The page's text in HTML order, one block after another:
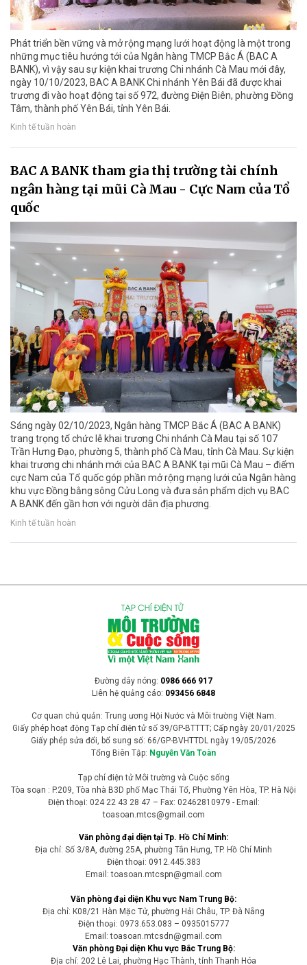
Phát triển bền vững và mở rộng mạng lưới hoạt động là một trong
những mục tiêu hướng tới của Ngân hàng TMCP Bắc Á (BAC A
BANK), vì vậy sau sự kiện khai trương Chi nhánh Cà Mau mới đây,
ngày 10/10/2023, BAC A BANK Chi nhánh Yên Bái đã được khai
trương đi vào hoạt động tại số 972, đường Điện Biên, phường Đồng
Tâm, thành phố Yên Bái, tỉnh Yên Bái.
Kinh tế tuần hoàn
BAC A BANK tham gia thị trường tài chính
ngân hàng tại mũi Cà Mau - Cực Nam của Tổ
quốc
Sáng ngày 02/10/2023, Ngân hàng TMCP Bắc Á (BAC A BANK)
trang trọng tổ chức lễ khai trương Chi nhánh Cà Mau tại số 107
Trần Hưng Đạo, phường 5, thành phố Cà Mau, tỉnh Cà Mau. Sự kiện
khai trương chi nhánh mới của BAC A BANK tại mũi Cà Mau – điểm
cực Nam của Tổ quốc góp phần mở rộng mạng lưới của Ngân hàng
khu vực Đồng bằng sông Cửu Long và đưa sản phẩm dịch vụ BAC
A BANK đến gần hơn với người dân địa phương.
Kinh tế tuần hoàn
Đường dây nóng: 0986 666 917
Liên hệ quảng cáo: 093456 6848
Cơ quan chủ quản: Trung ương Hội Nước và Môi trường Việt Nam.
Giấy phép hoạt động Tạp chí điện tử số 39/GP-BTTTT; Cấp ngày 20/01/2025
Giấy phép sửa đổi, bổ sung số: 66/GP-BVHTTDL ngày 19/05/2026
Tổng Biên Tập: Nguyễn Văn Toàn
Tạp chí điện tử Môi trường và Cuộc sống
Tòa soạn : P.209, Tòa nhà B3D phố Mạc Thái Tổ, Phường Yên Hòa, TP. Hà Nội
Điện thoại: 024 22 43 28 47 – Fax: 02462810979 - Email:
toasoan.mtcs@gmail.com
Văn phòng đại diện tại Tp. Hồ Chí Minh:
Địa chỉ: Số 3/8A, đường 25A, phường Tân Hưng, TP. Hồ Chí Minh
Điện thoại: 0912.445.383
Email: toasoan.mtcspn@gmail.com
Văn phòng đại diện Khu vực Nam Trung Bộ:
Địa chỉ: K08/21 Hàn Mặc Tử, phường Hải Châu, TP. Đà Nẵng
Điện thoại: 0973.653.083 – 0935015777
Email: toasoan.mtcsdn@gmail.com
Văn phòng Đại diện Khu vực Bắc Trung Bộ:
Địa chỉ: 202 Lê Lai, phường Hạc Thành, tỉnh Thanh Hóa